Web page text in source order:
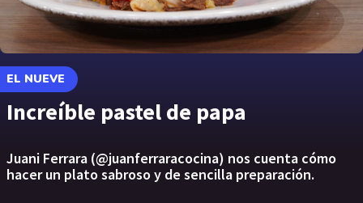
EL NUEVE
Increíble pastel de papa
Juani Ferrara (@juanferraracocina) nos cuenta cómo
hacer un plato sabroso y de sencilla preparación.